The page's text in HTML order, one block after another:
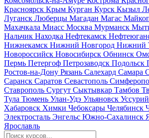
Красноярск Крым Курган Курск Кызыл
Луганск Люберцы Магадан Магас
Махачкала Миасс Москва Мурманск
Нальчик Находка Нефтекамск
Нижнекамск Нижний Новгород Нижний
Новороссийск Новосибирск Обнинск
Пермь Петергоф Петрозаводск Подольск
Ростов-на-Дону Рязань Салехард Самара
Саранск Саратов Севастополь
Ставрополь Сургут Сыктывкар Тамбов
Тула Тюмень Улан-Удэ Ульяновск
Хабаровск Химки Чебоксары Челябинск
Электросталь Энгельс Южно-Сахалинск
Ярославль